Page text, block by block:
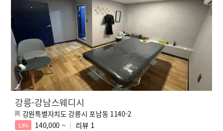
강릉-강남스웨디시
강원특별자치도 강릉시 포남동 1140-2
13% 140,000 ~ 리뷰 1